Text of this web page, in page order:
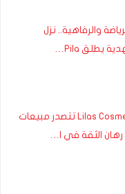
والرفاهية.. نزل
بعد عامين من إطلاقها.. Lilas Cosmetics تتصدر مبيعات
الثقة في ا…